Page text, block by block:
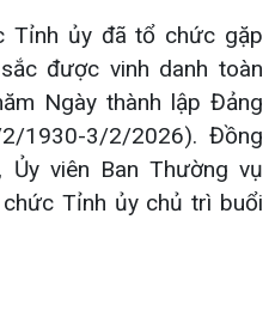
Tỉnh ủy đã tổ chức gặp
được vinh danh toàn
Ngày thành lập Đảng
1930-3/2/2026). Đồng
Ủy viên Ban Thường vụ
Tỉnh ủy chủ trì buổi